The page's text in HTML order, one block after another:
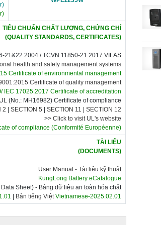
TIÊU CHUẨN CHẤT LƯỢNG, CHỨNG CHỈ
(QUALITY STANDARDS, CERTIFICATES)
21&22:2004 /TCVN 11850-21:2017 VILAS
health and safety management systems
Certificate of environmental management
Certificate of quality management
IEC 17025:2017 Certificate of accreditation
UL (No.: MH16982) Certificate of compliance
2 | SECTION 5 | SECTION 11 | SECTION 12
>> Click to visit UL's website
of compliance (Conformité Européenne)
TÀI LIỆU
(DOCUMENTS)
User Manual - Tài liệu kỹ thuật
KungLong Battery eCatalogue
Sheet) - Bảng dữ liệu an toàn hóa chất
| Bản tiếng Việt Vietnamese-2025.02.01